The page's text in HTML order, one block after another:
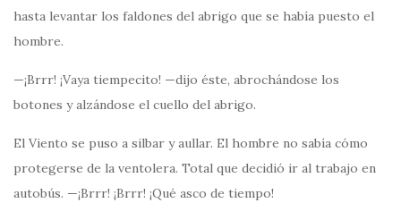
hasta levantar los faldones del abrigo que se había puesto el
hombre.
—¡Brrr! ¡Vaya tiempecito! —dijo éste, abrochándose los
botones y alzándose el cuello del abrigo.
El Viento se puso a silbar y aullar. El hombre no sabía cómo
protegerse de la ventolera. Total que decidió ir al trabajo en
autobús. —¡Brrr! ¡Brrr! ¡Qué asco de tiempo!